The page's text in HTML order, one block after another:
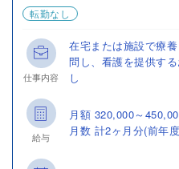
転勤なし
仕事内容
在宅または施設で療
問し、看護を提供す
し
給与
月額 320,000～
月数 計2ヶ月分(前年